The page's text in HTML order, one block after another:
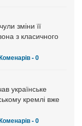
зміни її
з класичного
- 0
українське
кремлі вже
- 0